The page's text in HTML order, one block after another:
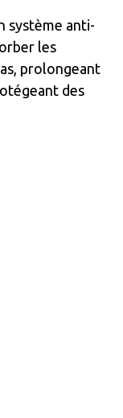
système anti-
les
prolongeant
des